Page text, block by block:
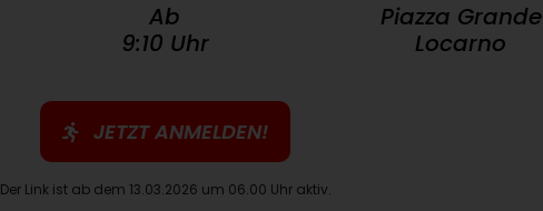
Ab
9:10 Uhr
Piazza Grande
Locarno
JETZT ANMELDEN!
Der Link ist ab dem 13.03.2026 um 06.00 Uhr aktiv.